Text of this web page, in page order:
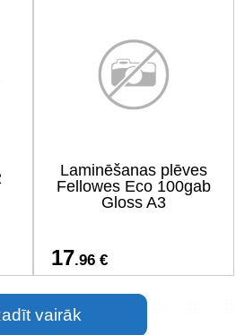
Laminēšanas plēves
Fellowes Eco 100gab
Gloss A3
17.96 €